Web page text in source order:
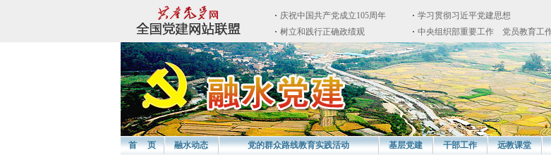
首 页 融水动态 党的群众路线教育实践活动 基层党建 干部工作 远教课堂